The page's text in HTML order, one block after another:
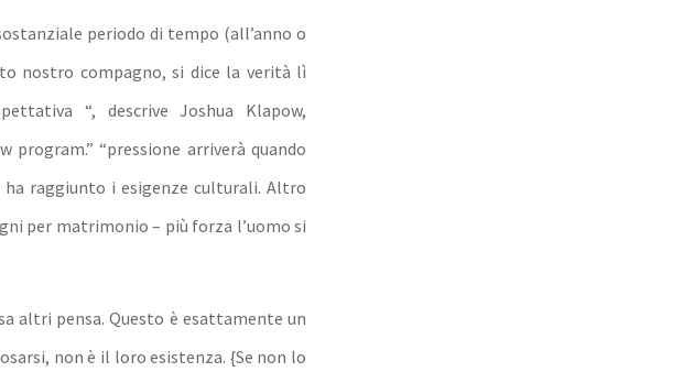
periodo di tempo (all’anno o
nostro compagno, si dice la verità lì
“, descrive Joshua Klapow,
“pressione arriverà quando
raggiunto i esigenze culturali. Altro
per matrimonio – più forza l’uomo si
altri pensa. Questo è esattamente un
non è il loro esistenza. {Se non lo